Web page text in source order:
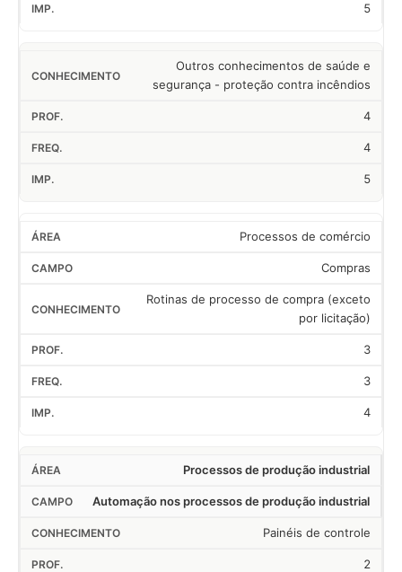
5
Outros conhecimentos de saúde e
segurança - proteção contra incêndios
4
4
5
Processos de comércio
Compras
Rotinas de processo de compra (exceto
por licitação)
3
3
4
Processos de produção industrial
Automação nos processos de produção industrial
Painéis de controle
2